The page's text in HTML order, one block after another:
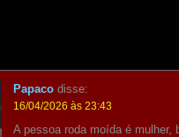
Papaco disse:
16/04/2026 às 23:43
A pessoa roda moída é mulher,